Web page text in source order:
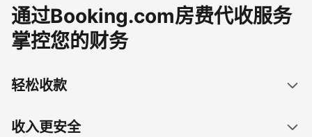
通过Booking.com房费代收服务
掌控您的财务
轻松收款
收入更安全